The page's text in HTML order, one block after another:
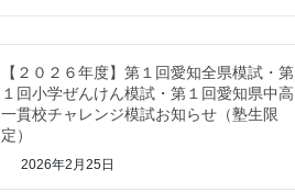
【２０２６年度】第１回愛知全県模試・第
１回小学ぜんけん模試・第１回愛知県中高
一貫校チャレンジ模試お知らせ（塾生限
定）
2026年2月25日